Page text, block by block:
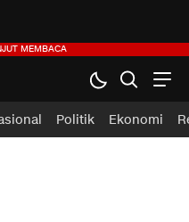
Politik Ekonomi